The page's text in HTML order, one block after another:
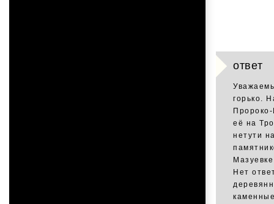
ответ
горько.
её на
нетути
Нет